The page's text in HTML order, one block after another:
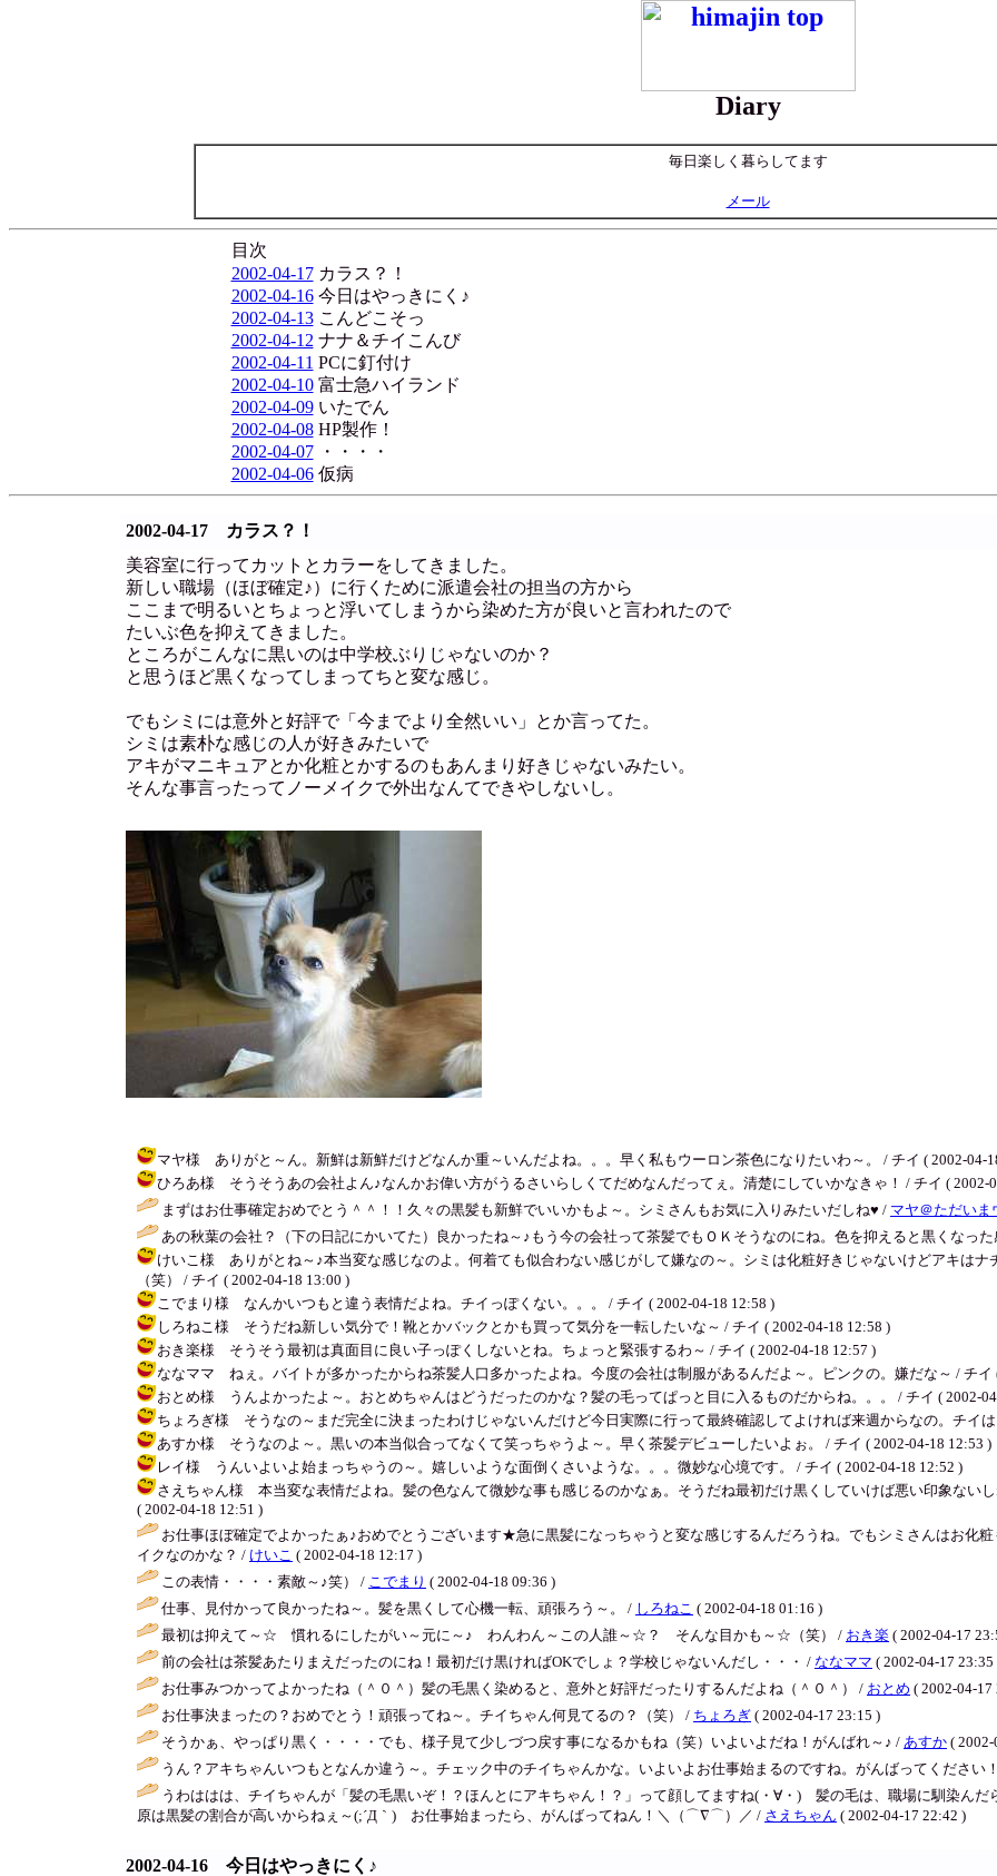
Diary
毎日楽しく暮らしてます
メール
目次
2002-04-17カラス？！
2002-04-16今日はやっきにく♪
2002-04-13こんどこそっ
2002-04-12 ナナ＆チイこんび
2002-04-11 PCに釘付け
2002-04-10富士急ハイランド
2002-04-09いたでん
2002-04-08HP製作！
2002-04-07・・・・
2002-04-06仮病
2002-04-17 カラス？！
美容室に行ってカットとカラーをしてきました。
新しい職場（ほぼ確定♪）に行くために派遣会社の担当の方から
ここまで明るいとちょっと浮いてしまうから染めた方が良いと言われたので
たいぶ色を抑えてきました。
ところがこんなに黒いのは中学校ぶりじゃないのか？
と思うほど黒くなってしまってちと変な感じ。
でもシミには意外と好評で「今までより全然いい」とか言ってた。
シミは素朴な感じの人が好きみたいで
アキがマニキュアとか化粧とかするのもあんまり好きじゃないみたい。
そんな事言ったってノーメイクで外出なんてできやしないし。
マヤ様 ありがと～ん。新鮮は新鮮だけどなんか重～いんだよね。。。早く私もウーロン茶色になりたいわ～。 / チイ ( 2002-04-
ひろあ様 そうそうあの会社よん♪なんかお偉い方がうるさいらしくてだめなんだってぇ。清楚にしていかなきゃ！ / チイ ( 2002-
まずはお仕事確定おめでとう＾＾！！久々の黒髪も新鮮でいいかもよ～。シミさんもお気に入りみたいだしね♥ / マヤ＠ただいま
あの秋葉の会社？（下の日記にかいてた）良かったね～♪もう今の会社って茶髪でもＯＫそうなのにね。色を抑えると黒くなっ
けいこ様 ありがとね～♪本当変な感じなのよ。何着ても似合わない感じがして嫌なの～。シミは化粧好きじゃないけどアキはナ
（笑） / チイ ( 2002-04-18 13:00 )
こでまり様 なんかいつもと違う表情だよね。チイっぽくない。。。 / チイ ( 2002-04-18 12:58 )
しろねこ様 そうだね新しい気分で！靴とかバックとかも買って気分を一転したいな～ / チイ ( 2002-04-18 12:58 )
おき楽様 そうそう最初は真面目に良い子っぽくしないとね。ちょっと緊張するわ～ / チイ ( 2002-04-18 12:57 )
ななママ ねぇ。バイトが多かったからね茶髪人口多かったよね。今度の会社は制服があるんだよ～。ピンクの。嫌だな～ / チイ
おとめ様 うんよかったよ～。おとめちゃんはどうだったのかな？髪の毛ってぱっと目に入るものだからね。。。 / チイ ( 2002-
ちょろぎ様 そうなの～まだ完全に決まったわけじゃないんだけど今日実際に行って最終確認してよければ来週からなの。チイ
あすか様 そうなのよ～。黒いの本当似合ってなくて笑っちゃうよ～。早く茶髪デビューしたいよぉ。 / チイ ( 2002-04-18 12:53 )
レイ様 うんいよいよ始まっちゃうの～。嬉しいような面倒くさいような。。。微妙な心境です。 / チイ ( 2002-04-18 12:52 )
さえちゃん様 本当変な表情だよね。髪の色なんて微妙な事も感じるのかなぁ。そうだね最初だけ黒くしていけば悪い印象ない
( 2002-04-18 12:51 )
お仕事ほぼ確定でよかったぁ♪おめでとうございます★急に黒髪になっちゃうと変な感じするんだろうね。でもシミさんはお化
イクなのかな？ / けいこ ( 2002-04-18 12:17 )
この表情・・・・素敵～♪笑） / こでまり ( 2002-04-18 09:36 )
仕事、見付かって良かったね～。髪を黒くして心機一転、頑張ろう～。 / しろねこ ( 2002-04-18 01:16 )
最初は抑えて～☆ 慣れるにしたがい～元に～♪ わんわん～この人誰～☆？ そんな目かも～☆（笑） / おき楽 ( 2002-04-17
前の会社は茶髪あたりまえだったのにね！最初だけ黒ければOKでしょ？学校じゃないんだし・・・ / ななママ ( 2002-04-17 23:35
お仕事みつかってよかったね（＾０＾）髪の毛黒く染めると、意外と好評だったりするんだよね（＾０＾） / おとめ ( 2002-04-17
お仕事決まったの？おめでとう！頑張ってね～。チイちゃん何見てるの？（笑） / ちょろぎ ( 2002-04-17 23:15 )
そうかぁ、やっぱり黒く・・・・でも、様子見て少しづつ戻す事になるかもね（笑）いよいよだね！がんばれ～♪ / あすか (
うん？アキちゃんいつもとなんか違う～。チェック中のチイちゃんかな。いよいよお仕事始まるのですね。がんばってください
うわははは、チイちゃんが「髪の毛黒いぞ！？ほんとにアキちゃん！？」って顔してますね(・∀・) 髪の毛は、職場に馴染ん
原は黒髪の割合が高いからねぇ～(;´Д｀) お仕事始まったら、がんばってねん！＼（⌒∇⌒）／ / さえちゃん ( 2002-04-17 22:42 )
2002-04-16 今日はやっきにく♪